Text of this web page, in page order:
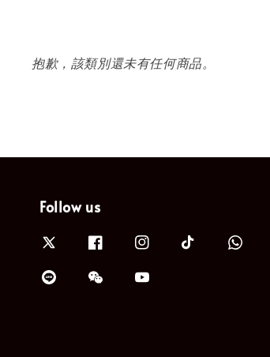
抱歉，該類別還未有任何商品。
Follow us